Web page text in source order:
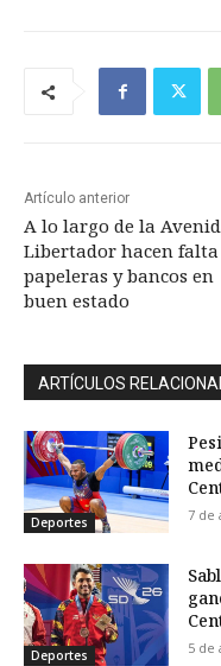
Artículo anterior
A lo largo de la
Libertador hacen falta
papeleras y bancos en
buen estado
ARTÍCULOS
Deportes 7 de
Deportes 5 de